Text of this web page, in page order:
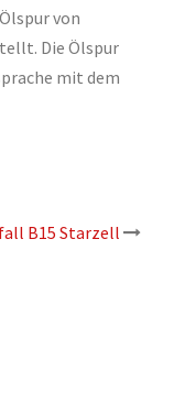
von
Die Ölspur
mit dem
B15 Starzell